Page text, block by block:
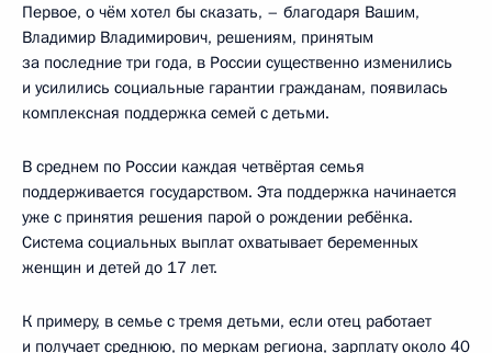
Первое, о чём хотел бы сказать, – благодаря Вашим,
Владимир Владимирович, решениям, принятым
за последние три года, в России существенно изменились
и усилились социальные гарантии гражданам, появилась
комплексная поддержка семей с детьми.
В среднем по России каждая четвёртая семья
поддерживается государством. Эта поддержка начинается
уже с принятия решения парой о рождении ребёнка.
Система социальных выплат охватывает беременных
женщин и детей до 17 лет.
К примеру, в семье с тремя детьми, если отец работает
и получает среднюю, по меркам региона, зарплату около 40